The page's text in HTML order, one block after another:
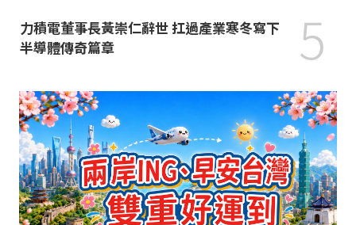
力積電董事長黃崇仁辭世 扛過產業寒冬寫下
半導體傳奇篇章
5